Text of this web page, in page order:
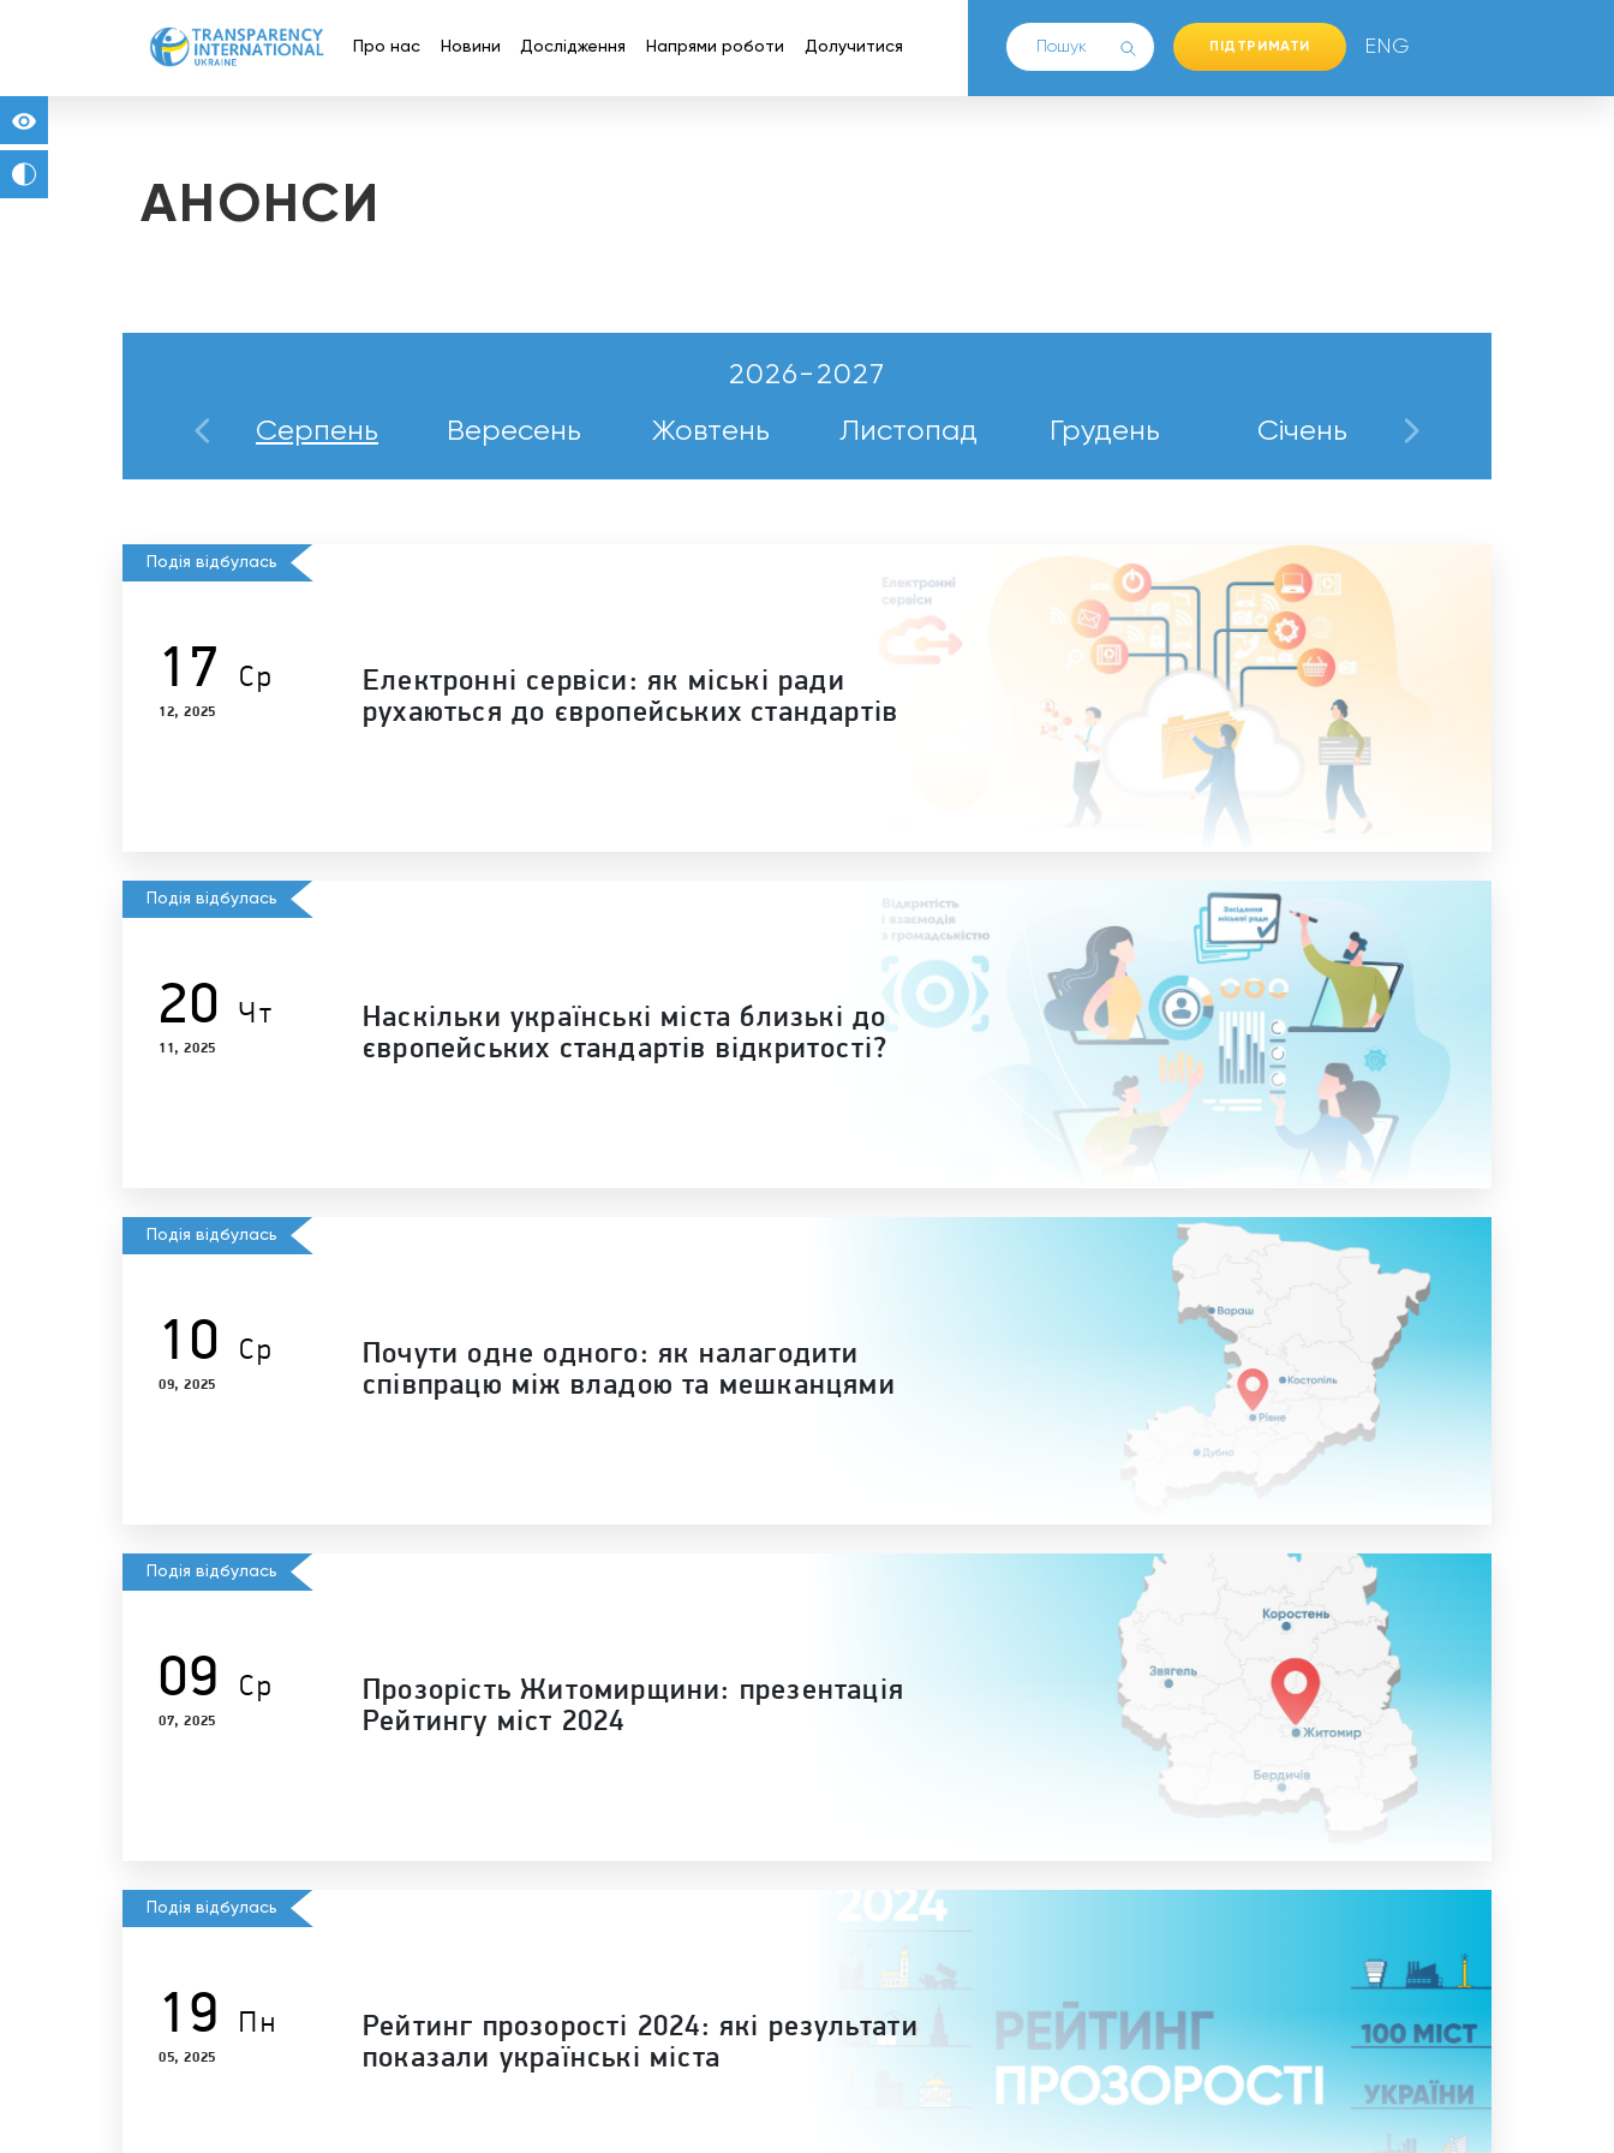
Про нас Новини Дослідження Напрями роботи Долучитися ПІДТРИМАТИ ENG
АНОНСИ
2026-2027
Серпень Вересень Жовтень Листопад Грудень Січень
Подія відбулась
17 Ср
12, 2025
Електронні сервіси: як міські ради
рухаються до європейських стандартів
Подія відбулась
20Чт
11, 2025
Наскільки українські міста близькі до
європейських стандартів відкритості?
Подія відбулась
10 Ср
09, 2025
Почути одне одного: як налагодити
співпрацю між владою та мешканцями
Подія відбулась
09 Ср
07, 2025
Прозорість Житомирщини: презентація
Рейтингу міст 2024
Подія відбулась
19 Пн
05, 2025
Рейтинг прозорості 2024: які результати
показали українські міста